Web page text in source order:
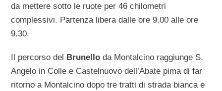
da mettere sotto le ruote per 46 chilometri
complessivi. Partenza libera dalle ore 9.00 alle ore
9.30.
Il percorso del Brunello da Montalcino raggiunge S.
Angelo in Colle e Castelnuovo dell’Abate pima di far
ritorno a Montalcino dopo tre tratti di strada bianca e